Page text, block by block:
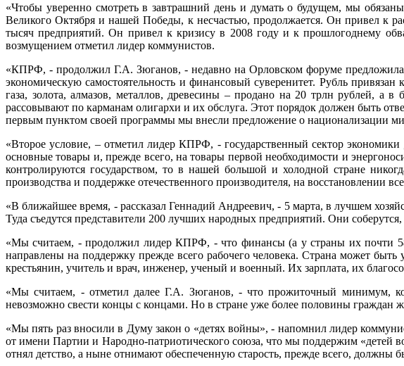
«Чтобы уверенно смотреть в завтрашний день и думать о будущем, мы
Великого Октября и нашей Победы, к несчастью, продолжается. Он привел к
тысяч предприятий. Он привел к кризису в 2008 году и к прошлогоднему
возмущением отметил лидер коммунистов.
«КПРФ, - продолжил Г.А. Зюганов, - недавно на Орловском форуме
экономическую самостоятельность и финансовый суверенитет. Рубль
газа, золота, алмазов, металлов, древесины – продано на 20 трлн рублей, а
рассовывают по карманам олигархи и их обслуга. Этот порядок должен быть
первым пунктом своей программы мы внесли предложение о национализации
«Второе условие, – отметил лидер КПРФ, - государственный сектор
основные товары и, прежде всего, на товары первой необходимости и
контролируются государством, то в нашей большой и холодной стране
производства и поддержке отечественного производителя, на восстановлении
«В ближайшее время, - рассказал Геннадий Андреевич, - 5 марта, в лучшем
Туда съедутся представители 200 лучших народных предприятий. Они
«Мы считаем, - продолжил лидер КПРФ, - что финансы (а у страны их почти
направлены на поддержку прежде всего рабочего человека. Страна может
крестьянин, учитель и врач, инженер, ученый и военный. Их зарплата, их
«Мы считаем, - отметил далее Г.А. Зюганов, - что прожиточный минимум,
невозможно свести концы с концами. Но в стране уже более половины
«Мы пять раз вносили в Думу закон о «детях войны», - напомнил лидер
от имени Партии и Народно-патриотического союза, что мы поддержим «детей
отнял детство, а ныне отнимают обеспеченную старость, прежде всего, должны